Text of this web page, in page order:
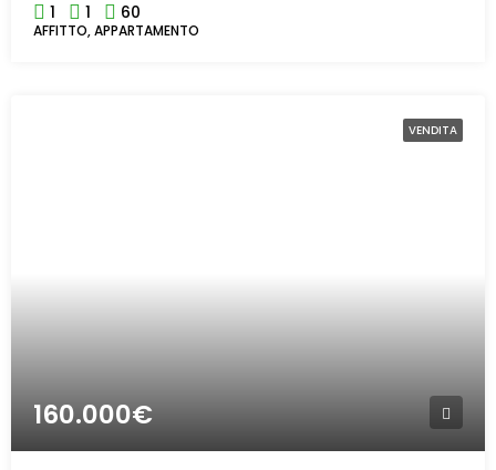
1 1 60
AFFITTO, APPARTAMENTO
VENDITA
160.000€